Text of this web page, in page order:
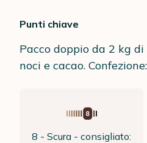
Punti chiave
Pacco doppio da 2 kg
noci e cacao.
8 - Scura - consigliato: